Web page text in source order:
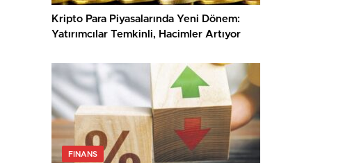
Kripto Para Piyasalarında Yeni Dönem:
Yatırımcılar Temkinli, Hacimler Artıyor
FINANS